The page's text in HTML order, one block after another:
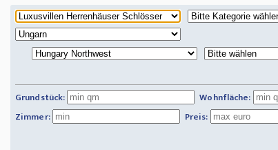
Grundstück:
Wohnfläche:
Zimmer:
Preis: